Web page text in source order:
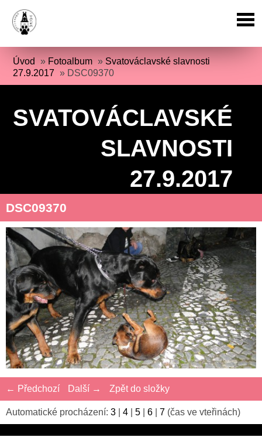
Úvod » Fotoalbum » Svatováclavské slavnosti
27.9.2017 » DSC09370
SVATOVÁCLAVSKÉ
SLAVNOSTI
27.9.2017
DSC09370
← Předchozí Další → Zpět do složky
Automatické procházení: 3 4 5 6 7 (čas ve vteřinách)